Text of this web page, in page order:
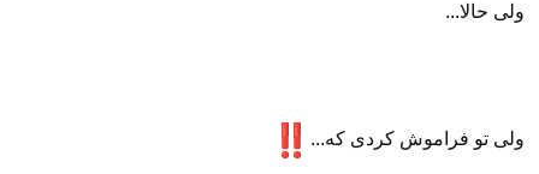
ولی حالا...
ولی تو فراموش کردی که...